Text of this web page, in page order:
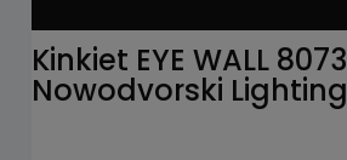
Kinkiet EYE WALL 8073
Nowodvorski Lighting